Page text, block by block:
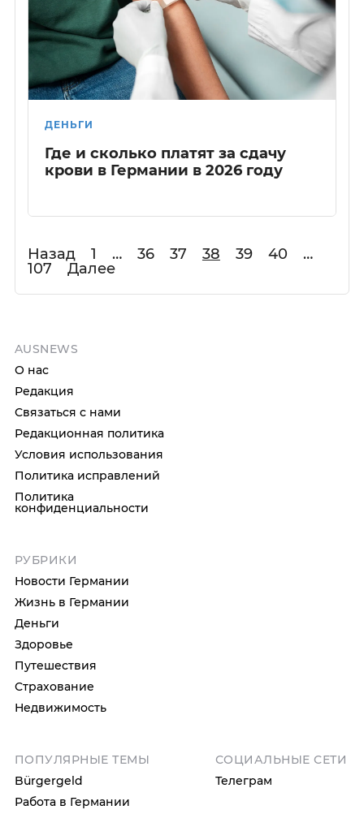
ДЕНЬГИ
Где и сколько платят за сдачу
крови в Германии в 2026 году
Назад 1 … 36 37 38 39 40
…
107
Далее
AUSNEWS
О нас
Редакция
Связаться с нами
Редакционная политика
Условия использования
Политика исправлений
Политика
конфиденциальности
РУБРИКИ
Новости Германии
Жизнь в Германии
Деньги
Здоровье
Путешествия
Страхование
Недвижимость
ПОПУЛЯРНЫЕ ТЕМЫ
Bürgergeld
Работа в Германии
СОЦИАЛЬНЫЕ СЕТИ
Телеграм